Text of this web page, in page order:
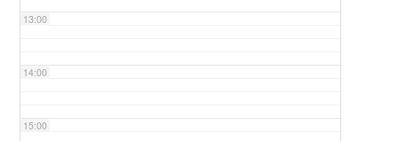
13:00
14:00
15:00